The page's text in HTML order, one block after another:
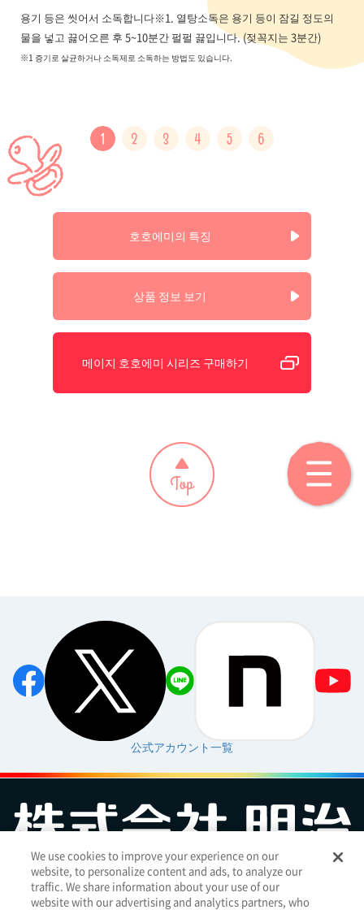
용기 등은 씻어서 소독합니다※1. 열탕소독은 용기 등이 잠길 정도의
물을 넣고 끓어오른 후 5~10분간 펄펄 끓입니다. (젖꼭지는 3분간)
※1 증기로 살균하거나 소독제로 소독하는 방법도 있습니다.
호호에미의 특징
상품 정보 보기
메이지 호호에미 시리즈 구매하기
公式アカウント一覧
お問い合わせ サイトマップ個人情報保護について電子公告
アクセシビリティへの対応方針
ご利用規約 明治グループのDX
Cookie Settings
We use cookies to improve your experience on our
website, to personalize content and ads, to analyze our
traffic. We share information about your use of our
website with our advertising and analytics partners, who